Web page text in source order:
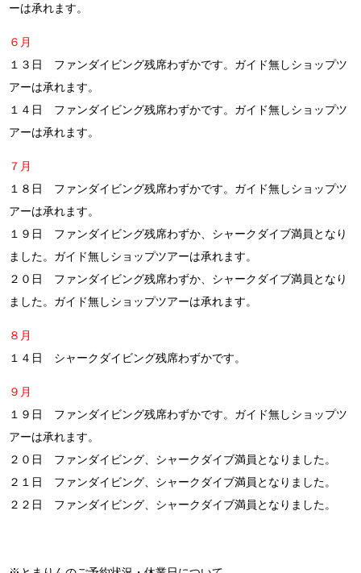
ーは承れます。
６月
１３日 ファンダイビング残席わずかです。ガイド無しショップツ
アーは承れます。
１４日 ファンダイビング残席わずかです。ガイド無しショップツ
アーは承れます。
７月
１８日 ファンダイビング残席わずかです。ガイド無しショップツ
アーは承れます。
１９日 ファンダイビング残席わずか、シャークダイブ満員となり
ました。ガイド無しショップツアーは承れます。
２０日 ファンダイビング残席わずか、シャークダイブ満員となり
ました。ガイド無しショップツアーは承れます。
８月
１４日 シャークダイビング残席わずかです。
９月
１９日 ファンダイビング残席わずかです。ガイド無しショップツ
アーは承れます。
２０日 ファンダイビング、シャークダイブ満員となりました。
２１日 ファンダイビング、シャークダイブ満員となりました。
２２日 ファンダイビング、シャークダイブ満員となりました。